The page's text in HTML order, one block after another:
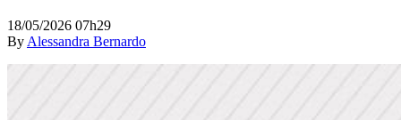
18/05/2026 07h29
By Alessandra Bernardo